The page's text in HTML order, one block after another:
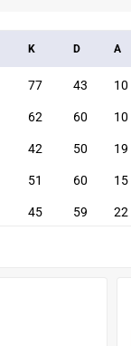
K D A
77 43 10
62 60 10
42 50 19
51 60 15
45 59 22